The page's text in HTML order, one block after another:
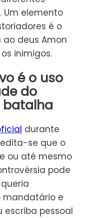
Um elemento
é o
ao deus Amon
inimigos.
é o uso
do
batalha
durante
se que o
ou até mesmo
pode
mandatário e
escriba pessoal